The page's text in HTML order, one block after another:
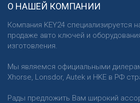
О НАШЕЙ КОМПАНИИ
Компания KEY24 специализируется
продаже авто ключей и
изготовления.
Мы являемся официальными
Xhorse, Lonsdor, Autek и HKE в РФ
Рады предложить Вам широкий